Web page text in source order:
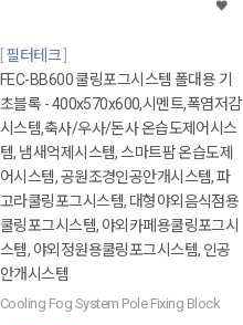
필터테크
FEC-BB600 쿨링포그시스템 폴대용 기
초블록 - 400x570x600,시멘트,폭염저감
시스템,축사/우사/돈사 온습도제어시스
템, 냄새억제시스템, 스마트팜 온습도제
어시스템, 공원조경인공안개시스템, 파
고라쿨링포그시스템, 대형야외음식점용
쿨링포그시스템, 야외카페용쿨링포그시
스템, 야외정원용쿨링포그시스템, 인공
안개시스템
Cooling Fog System Pole Fixing Block